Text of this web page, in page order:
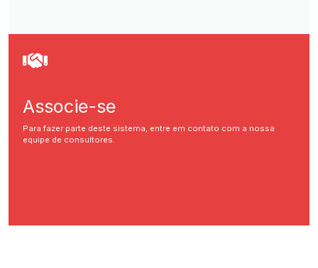
Associe-se
Para fazer parte deste sistema, entre em contato com a nossa
equipe de consultores.